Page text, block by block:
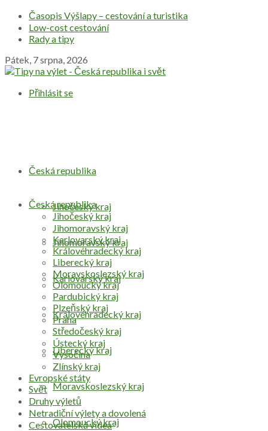
Časopis Výšlapy – cestování a turistika
Low-cost cestování
Rady a tipy
Pátek, 7 srpna, 2026
Přihlásit se
Česká republika
Jihočeský kraj
Jihomoravský kraj
Karlovarský kraj
Královéhradecký kraj
Liberecký kraj
Moravskoslezský kraj
Olomoucký kraj
Česká republika
Jihočeský kraj
Jihomoravský kraj
Karlovarský kraj
Královéhradecký kraj
Liberecký kraj
Moravskoslezský kraj
Olomoucký kraj
Pardubický kraj
Plzeňský kraj
Praha
Středočeský kraj
Ústecký kraj
Vysočina
Zlínský kraj
Evropské státy
Svět
Druhy výletů
Netradiční výlety a dovolená
Cestovatelská videa